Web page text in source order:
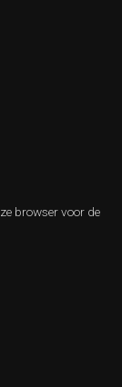
browser voor de